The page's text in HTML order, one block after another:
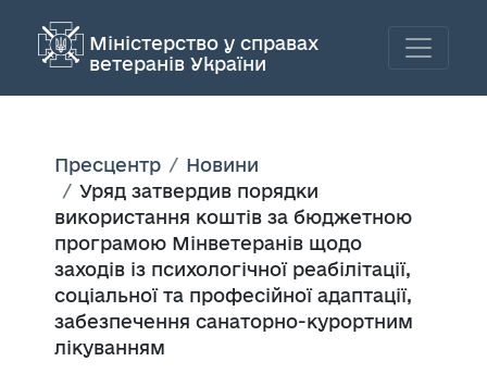
Міністерство у справах
ветеранів України
Пресцентр
Новини
Уряд затвердив порядки
використання коштів за бюджетною
програмою Мінветеранів щодо
заходів із психологічної реабілітації,
соціальної та професійної адаптації,
забезпечення санаторно-курортним
лікуванням